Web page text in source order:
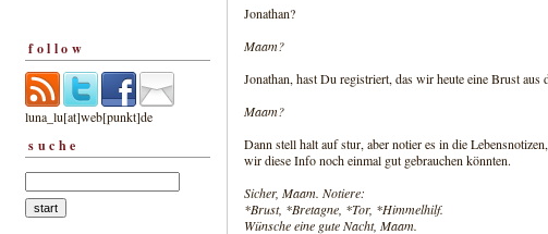
follow
luna_lu[at]web[punkt]de
suche
Jonathan?
Maam?
Jonathan, hast Du registriert, das wir heute eine Brust aus
Maam?
Dann stell halt auf stur, aber notier es in die
wir diese Info noch einmal gut gebrauchen könnten.
Sicher, Maam. Notiere:
*Brust, *Bretagne, *Tor, *Himmelhilf.
Wünsche eine gute Nacht, Maam.